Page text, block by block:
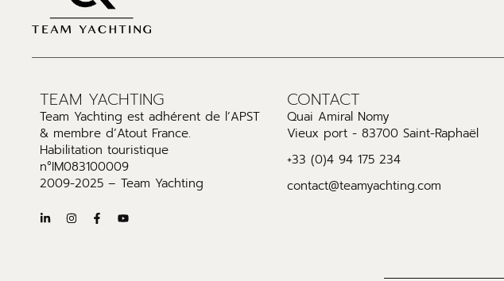
TEAM YACHTING
Team Yachting est adhérent de l’APST
& membre d’Atout France.
Habilitation touristique
n°IM083100009
2009-2025 – Team Yachting
CONTACT
Quai Amiral Nomy
Vieux port - 83700 Saint-Raphaël
+33 (0)4 94 175 234
contact@teamyachting.com